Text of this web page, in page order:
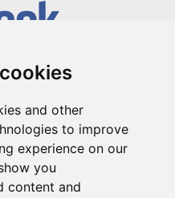
and other
to improve
experience on our
you
content and